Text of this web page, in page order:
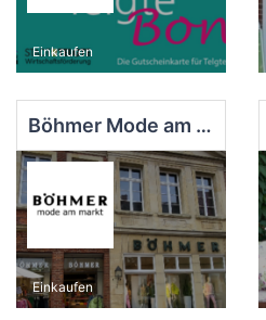
Einkaufen
Böhmer Mode am Markt
Einkaufen